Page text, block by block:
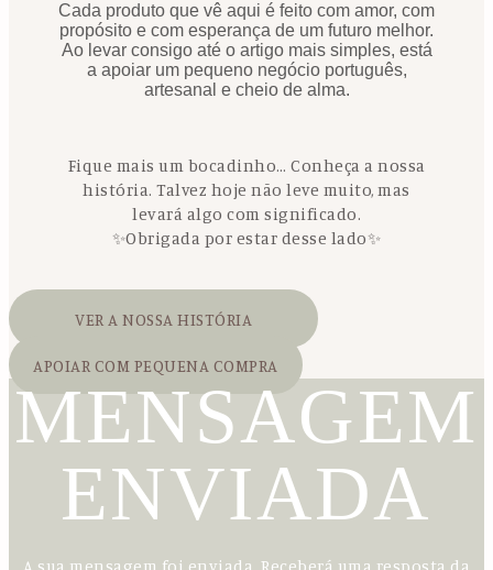
Cada produto que vê aqui é feito com amor, com
propósito e com esperança de um futuro melhor.
Ao levar consigo até o artigo mais simples, está
a apoiar um pequeno negócio português,
artesanal e cheio de alma.
Fique mais um bocadinho… Conheça a nossa
história. Talvez hoje não leve muito, mas
levará algo com significado.
✨Obrigada por estar desse lado✨
VER A NOSSA HISTÓRIA
APOIAR COM PEQUENA COMPRA
MENSAGEM
ENVIADA